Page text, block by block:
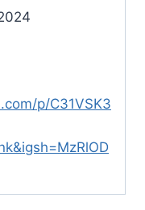
p/C31VSK3